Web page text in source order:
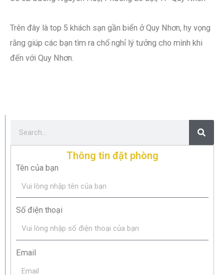
Trên đây là top 5 khách sạn gần biển ở Quy Nhơn, hy vọng
rằng giúp các bạn tìm ra chổ nghỉ lý tưởng cho mình khi
đến với Quy Nhơn.
Thông tin đặt phòng
Tên của bạn
Số điện thoại
Email